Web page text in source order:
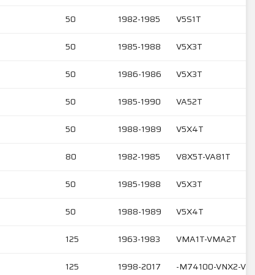
50 1982-1985 V5S1T
50 1985-1988 V5X3T
50 1986-1986 V5X3T
50 1985-1990 VA52T
50 1988-1989 V5X4T
80 1982-1985 V8X5T-VA81T
50 1985-1988 V5X3T
50 1988-1989 V5X4T
125 1963-1983 VMA1T-VMA2T
125 1998-2017 -M74100-VNX2-